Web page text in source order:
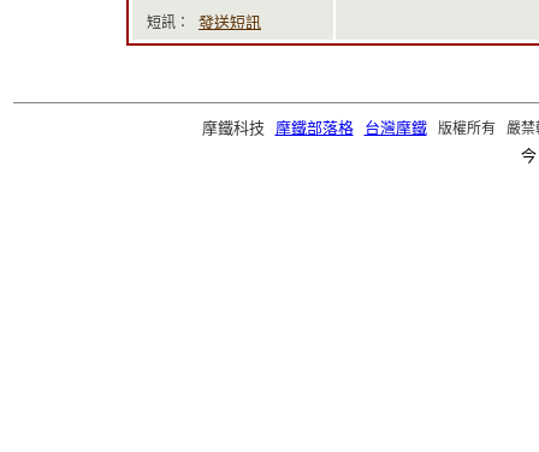
短訊： 發送短訊
摩鐵科技 摩鐵部落格 台灣摩鐵版權所有 嚴禁